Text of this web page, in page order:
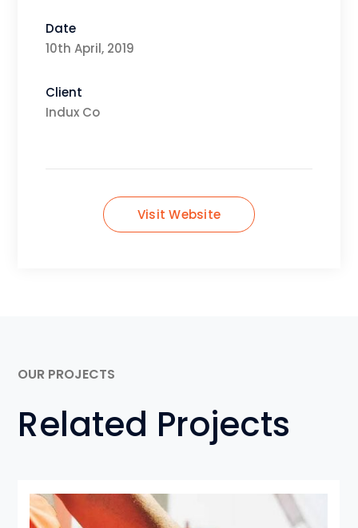
Date
10th April, 2019
Client
Indux Co
Visit Website
OUR PROJECTS
Related Projects